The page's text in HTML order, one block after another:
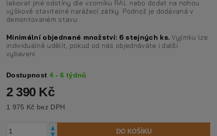
lakovat jiné odstíny dle vzorníku RAL nebo dodat na nohou
výškově stavitelné narážecí zátky. Podnož je dodávaná v
demontovaném stavu.
Minimální objednané množství: 6 stejných ks. Vyjímku lze
individuálně udělit, pokud od nás objednáváte i další
vybavení.
Dostupnost 4 - 6 týdnů
2 390 Kč
1 975 Kč bez DPH